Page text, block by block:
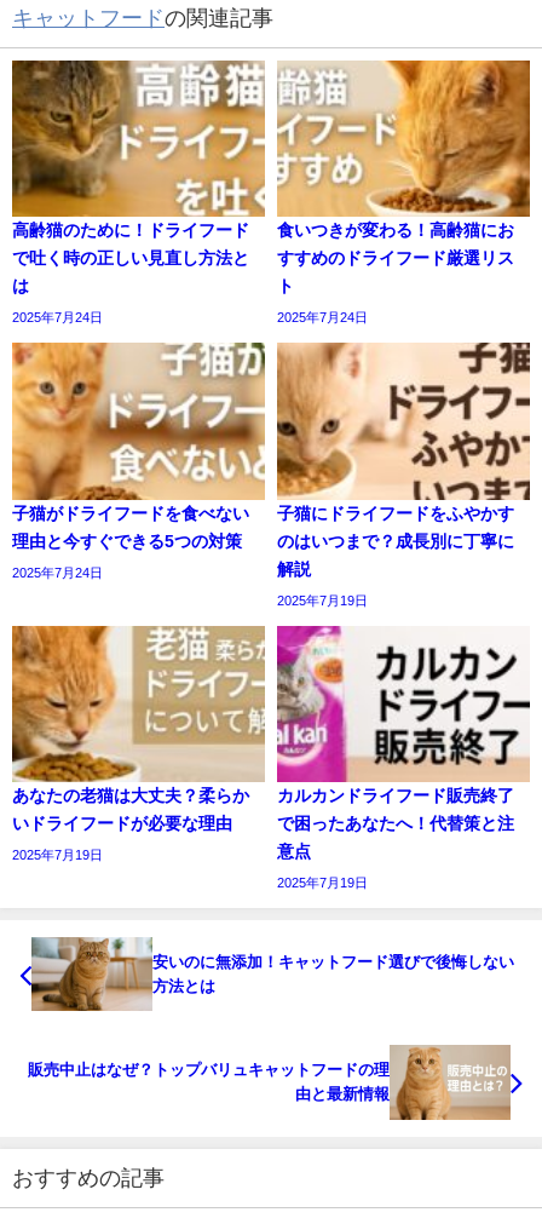
キャットフードの関連記事
高齢猫のために！ドライフード
で吐く時の正しい見直し方法と
は
2025年7月24日
食いつきが変わる！高齢猫にお
すすめのドライフード厳選リス
ト
2025年7月24日
子猫がドライフードを食べない
理由と今すぐできる5つの対策
2025年7月24日
子猫にドライフードをふやかす
のはいつまで？成長別に丁寧に
解説
2025年7月19日
あなたの老猫は大丈夫？柔らか
いドライフードが必要な理由
2025年7月19日
カルカンドライフード販売終了
で困ったあなたへ！代替策と注
意点
2025年7月19日
安いのに無添加！キャットフード選びで後悔しない
方法とは
販売中止はなぜ？トップバリュキャットフードの理
由と最新情報
おすすめの記事